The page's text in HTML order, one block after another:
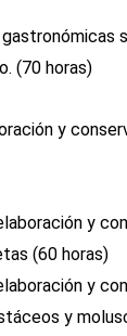
(70 horas)
y
y
(60 horas)
y
y